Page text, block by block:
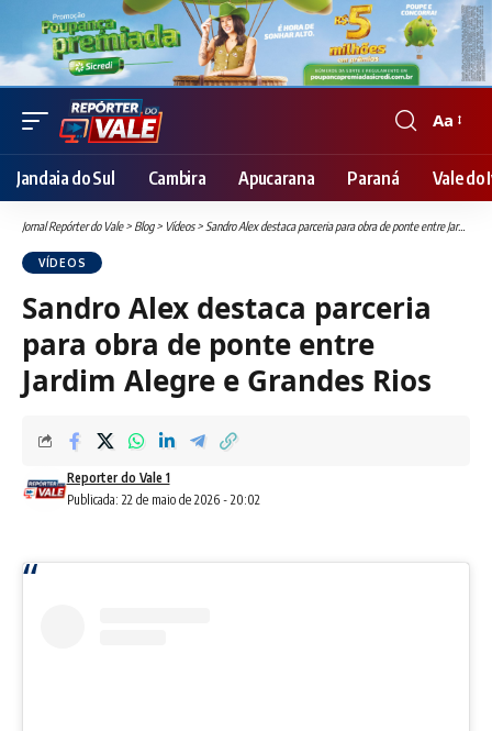
Font
Resizer
Aa
Jandaia do Sul Cambira Apucarana Paraná Vale do
Jornal Repórter do Vale> Blog> Vídeos> Sandro Alex destaca parceria para obra de ponte entre Jardim Alegre e Grandes Rios
VÍDEOS
Sandro Alex destaca parceria
para obra de ponte entre
Jardim Alegre e Grandes Rios
Publicada: 22 de maio de 2026 - 20:02
Reporter do Vale 1